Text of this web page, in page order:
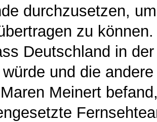
durchzusetzen,
zu
Deutschland in
und die
Meinert